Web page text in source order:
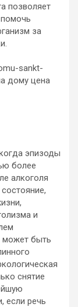
позволяет
за
sankt-
дому цена
эпизоды
более
алкоголя
и
может быть
снятие
если речь